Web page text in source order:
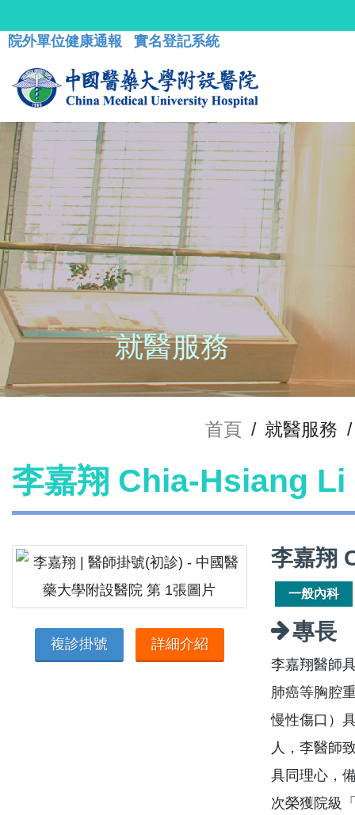
院外單位健康通報 實名登記系統
就醫服務
首頁 / 就醫服務 /
李嘉翔 Chia-Hsiang Li
複診掛號 詳細介紹
李嘉翔
一般內科
專長
李嘉翔醫師
肺癌等胸腔
慢性傷口）
人，李醫師
具同理心，
次榮獲院級